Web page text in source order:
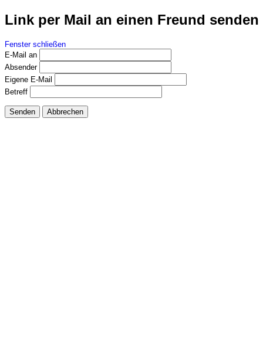
Link per Mail an einen Freund senden
Fenster schließen
E-Mail an
Absender
Eigene E-Mail
Betreff
Senden Abbrechen